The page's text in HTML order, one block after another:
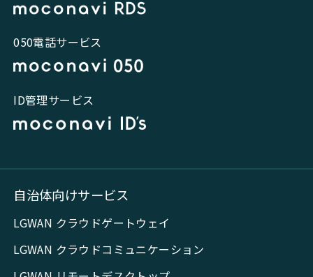
050電話サービス
ID管理サービス
自治体向けサービス
LGWAN クラウドゲートウェイ
LGWAN クラウドコミュニケーション